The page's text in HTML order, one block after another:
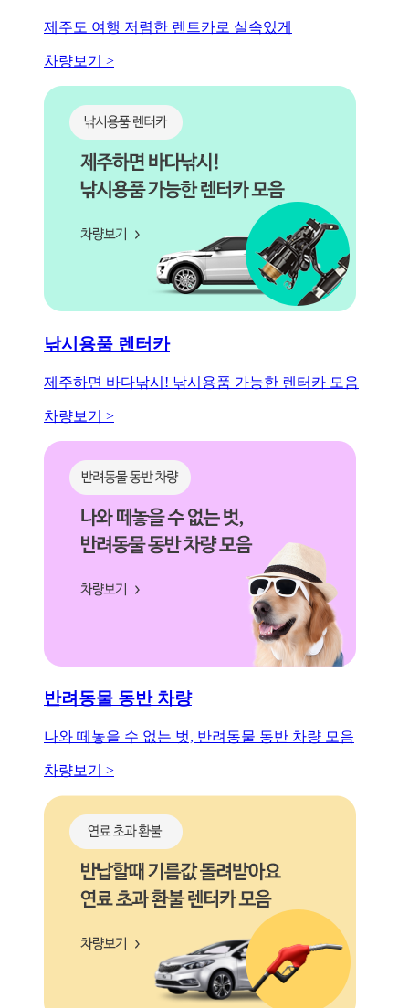
제주도 여행 저렴한 렌트카로 실속있게
차량보기 >
낚시용품 렌터카
제주하면 바다낚시! 낚시용품 가능한 렌터카 모음
차량보기 >
반려동물 동반 차량
나와 떼놓을 수 없는 벗, 반려동물 동반 차량 모음
차량보기 >